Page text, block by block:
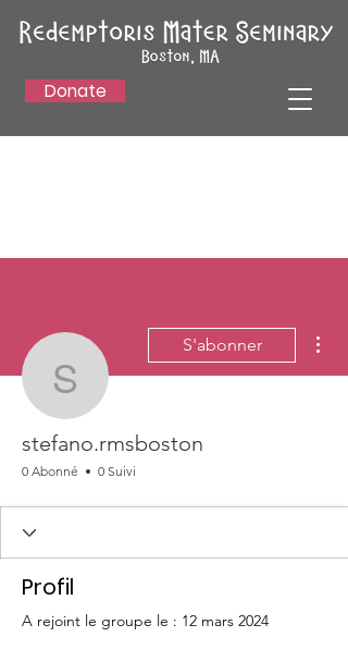
Donate
S'abonner
stefano.rmsboston
0 Abonné 0 Suivi
Profil
A rejoint le groupe le : 12 mars 2024